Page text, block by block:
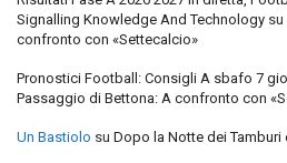
Signalling Knowledge And Technology su
confronto con «Settecalcio»
Pronostici Football: Consigli A sbafo 7
Passaggio di Bettona: A confronto con
Un Bastiolo su Dopo la Notte dei Tamburi